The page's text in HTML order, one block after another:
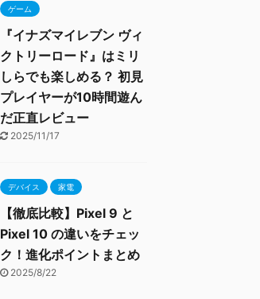
ゲーム
『イナズマイレブン ヴィ
クトリーロード』はミリ
しらでも楽しめる？ 初見
プレイヤーが10時間遊ん
だ正直レビュー
2025/11/17
デバイス 家電
【徹底比較】Pixel 9 と
Pixel 10 の違いをチェッ
ク！進化ポイントまとめ
2025/8/22